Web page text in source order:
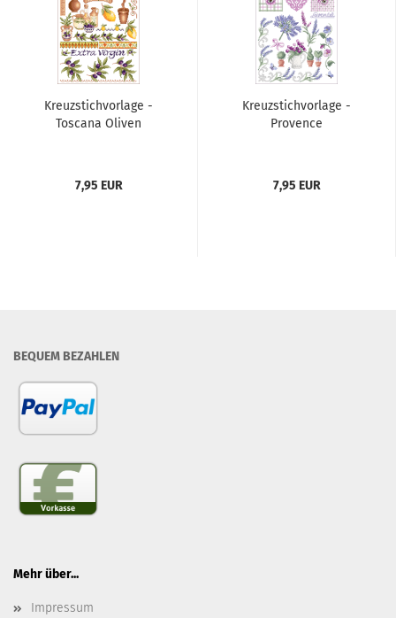
Kreuzstichvorlage -
Toscana Oliven
7,95 EUR
Kreuzstichvorlage -
Provence
7,95 EUR
BEQUEM BEZAHLEN
Mehr über...
Impressum